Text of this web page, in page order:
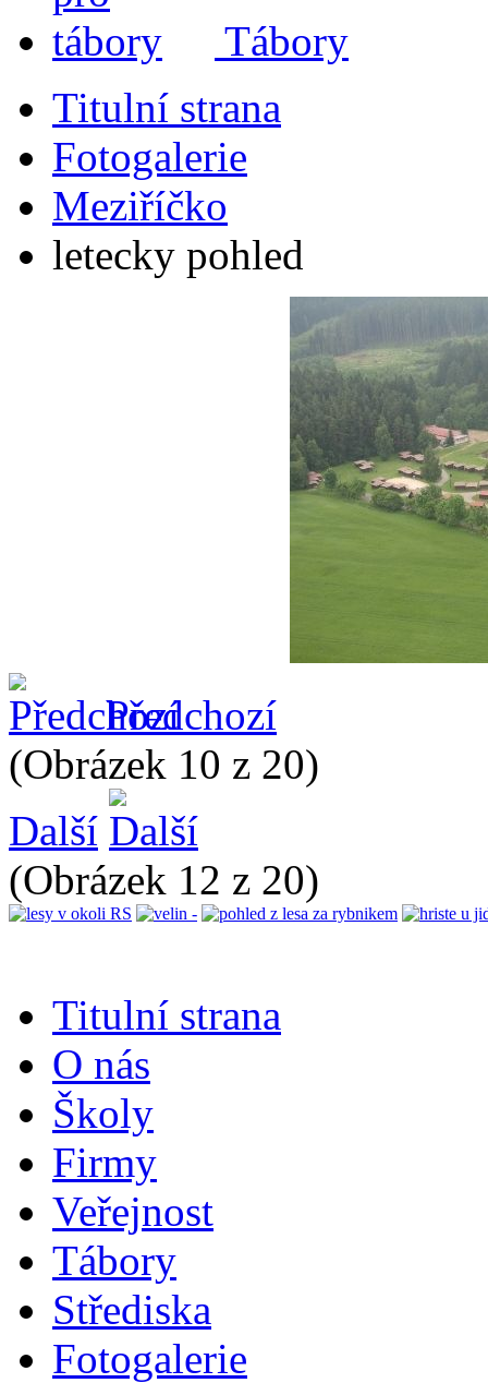
Tábory
Titulní strana
Fotogalerie
Meziříčko
letecky pohled
Předchozí
(Obrázek 10 z 20)
Další
(Obrázek 12 z 20)
Titulní strana
O nás
Školy
Firmy
Veřejnost
Tábory
Střediska
Fotogalerie